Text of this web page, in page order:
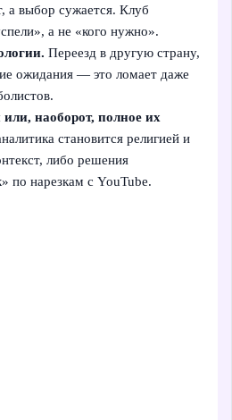
а выбор сужается. Клуб
а не «кого нужно».
Переезд в другую страну,
ожидания — это ломает даже
наоборот, полное их
становится религией и
либо решения
по нарезкам с YouTube.